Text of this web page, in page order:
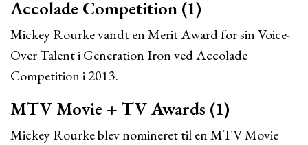
Accolade Competition (1)
Mickey Rourke vandt en Merit Award for sin Voice-
Over Talent i Generation Iron ved Accolade
Competition i 2013.
MTV Movie + TV Awards (1)
Mickey Rourke blev nomineret til en MTV Movie